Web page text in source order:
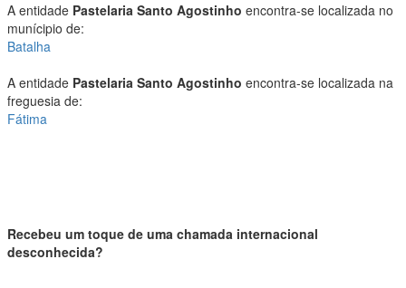
A entidade Pastelaria Santo Agostinho encontra-se localizada no
munícipio de:
Batalha
A entidade Pastelaria Santo Agostinho encontra-se localizada na
freguesia de:
Fátima
Recebeu um toque de uma chamada internacional
desconhecida?